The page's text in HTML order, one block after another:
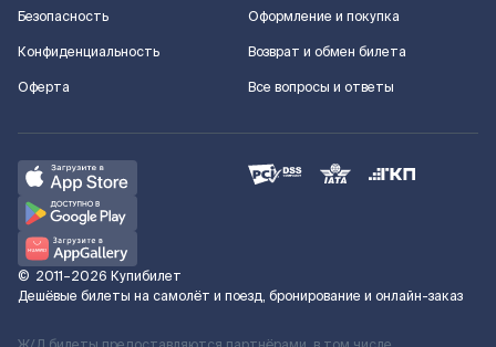
Безопасность
Конфиденциальность
Оферта
Оформление и покупка
Возврат и обмен билета
Все вопросы и ответы
© 2011–2026 Купибилет
Дешёвые билеты на самолёт и поезд, бронирование и онлайн-заказ